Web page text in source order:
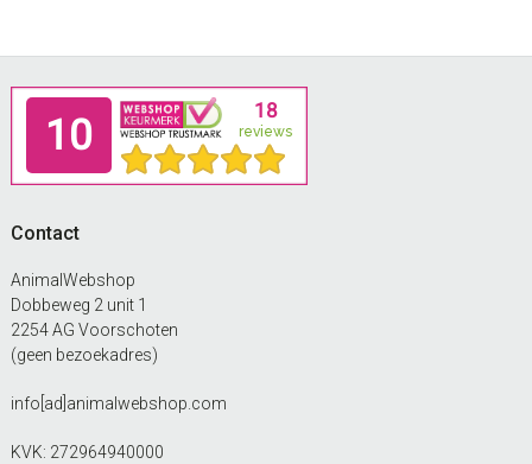
Footer
Contact
AnimalWebshop
Dobbeweg 2 unit 1
2254 AG Voorschoten
(geen bezoekadres)
info[ad]animalwebshop.com
KVK: 272964940000